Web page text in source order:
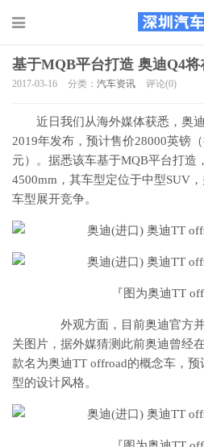
基于MQB平台打造 奥迪Q4将
2017-03-16 分类： 汽车资讯 评论(0)
近日我们从海外媒体获悉，奥
2019年发布，预计售价28000英镑
元）。据悉该车基于MQB平台打造
4500mm，其车型定位于中型SUV
车型展开竞争。
『图为奥迪TT
外观方面，目前奥迪官方并
关图片，据外媒猜测此前奥迪曾经
款名为奥迪TT offroad的概念车，
型的设计风格。